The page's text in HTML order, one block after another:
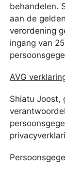
behandelen.
aan de
verordening
ingang van
AVG
Shiatu Joost,